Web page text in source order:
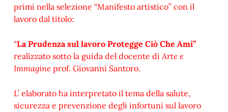
primi nella selezione “Manifesto artistico” con il
lavoro dal titolo:
“La Prudenza sul lavoro Protegge Ciò Che Ami”
realizzato sotto la guida del docente diArte e
Immagine prof. Giovanni Santoro.
L’ elaborato ha interpretato il tema della salute,
sicurezza e prevenzione degli infortuni sul lavoro